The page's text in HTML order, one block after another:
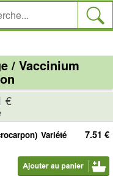
/ Vaccinium
€
7.51 €
Variété